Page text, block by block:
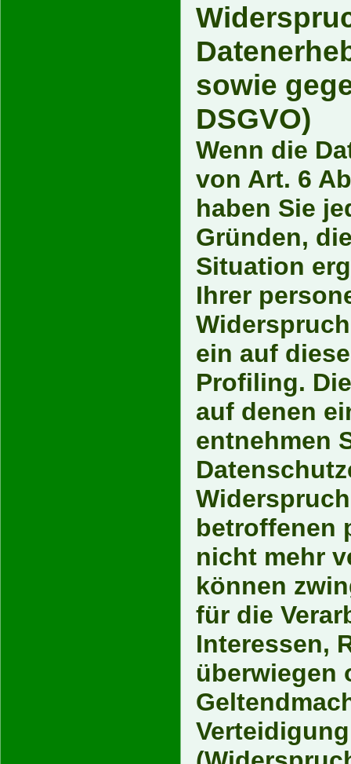
sowie
DSGVO)
Wenn die
von Art. 6
haben Sie
Gründen,
Situation
Ihrer
ein auf
Profiling.
auf denen
entnehmen
betroffenen
nicht mehr
können
für die
Interessen,
überwiegen